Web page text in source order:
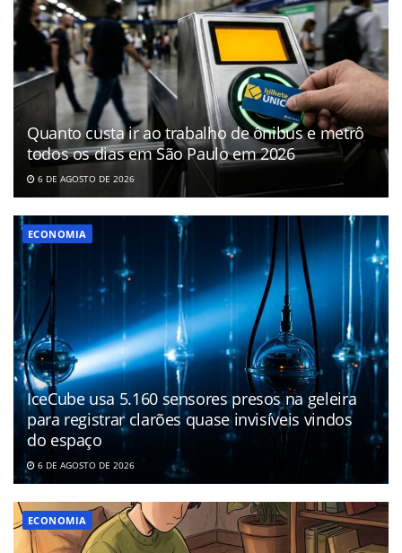
Quanto custa ir ao trabalho de ônibus e metrô
todos os dias em São Paulo em 2026
6 DE AGOSTO DE 2026
ECONOMIA
IceCube usa 5.160 sensores presos na geleira
para registrar clarões quase invisíveis vindos
do espaço
6 DE AGOSTO DE 2026
ECONOMIA